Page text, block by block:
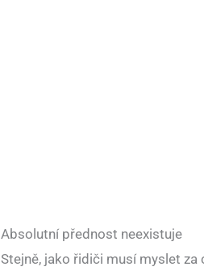
Absolutní přednost neexistuje
Stejně, jako řidiči musí myslet za